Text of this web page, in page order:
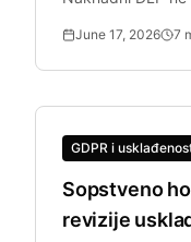
June 17, 2026 7
GDPR i
Sopstveno
revizije